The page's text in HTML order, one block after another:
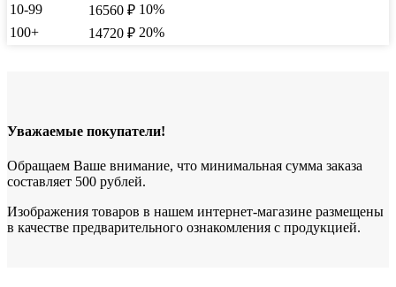
10-99
16560 ₽ 10%
100+
14720 ₽ 20%
Уважаемые покупатели!
Обращаем Ваше внимание, что минимальная сумма заказа
составляет 500 рублей.
Изображения товаров в нашем интернет-магазине размещены
в качестве предварительного ознакомления с продукцией.